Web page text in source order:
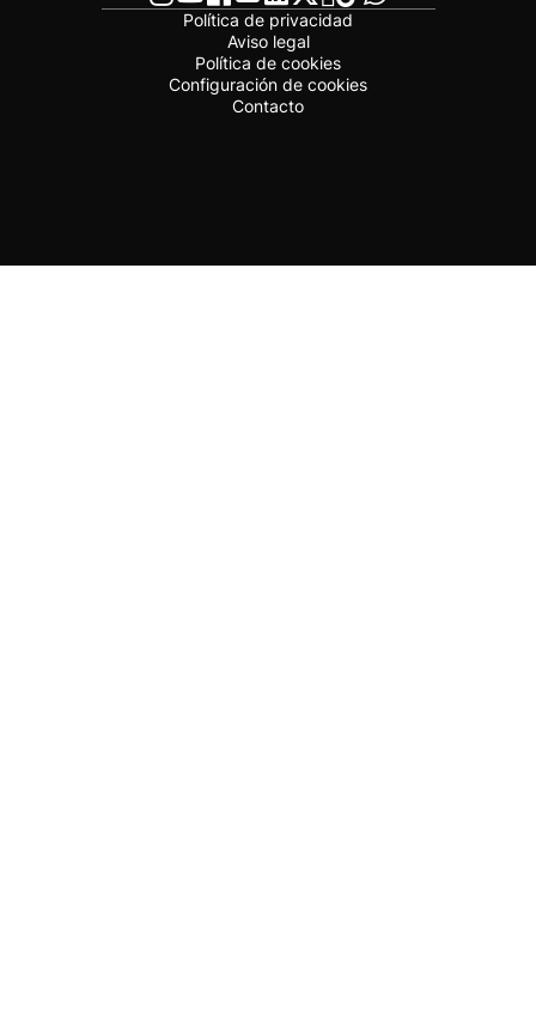
Política de privacidad
Aviso legal
Política de cookies
Configuración de cookies
Contacto